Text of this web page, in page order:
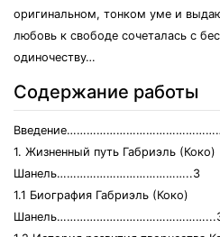
оригинальном, тонком уме и
любовь к свободе сочеталась с
одиночеству…
Содержание работы
1. Жизненный путь Габриэль (Коко)
Шанель…………………………………..3
1.1 Биография Габриэль (Коко)